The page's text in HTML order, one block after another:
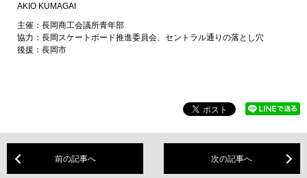
AKIO KUMAGAI
主催：長岡商工会議所青年部
協力：長岡スケートボード推進委員会、セントラル通りの落とし穴
後援：長岡市
前の記事へ 次の記事へ